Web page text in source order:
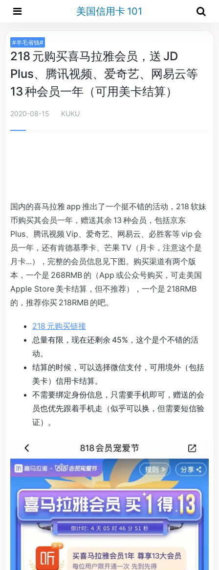
美国信用卡 101
#羊毛省钱#
218 元购买喜马拉雅会员，送 JD
Plus、腾讯视频、爱奇艺、网易云等
13 种会员一年（可用美卡结算）
2020-08-15 KUKU
国内的喜马拉雅 app 推出了一个挺不错的活动，218 软妹
币购买其会员一年，赠送其余 13 种会员，包括京东
Plus、腾讯视频 Vip、爱奇艺、网易云、必胜客等 vip 会
员一年，还有肯德基季卡、芒果 TV（月卡，注意这个是
月卡...），完整的会员信息见下图。购买渠道有两个版
本，一个是 268RMB 的（App 或公众号购买，可走美国
Apple Store 美卡结算，但不推荐），一个是 218RMB
的，推荐你买 218RMB 的吧。
218 元购买链接
总量有限，现在还剩余 45%，这个是个不错的活
动。
结算的时候，可以选择微信支付，可用境外（包括
美卡）信用卡结算。
不需要绑定身份信息，只需要手机即可，赠送的会
员也优先跟着手机走（似乎可以换，但需要短信验
证）。